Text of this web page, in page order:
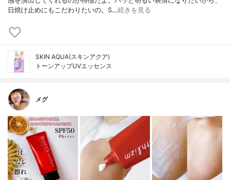
日焼け止めにもこだわりたいの。S…続きを見る
SKIN AQUA(スキンアクア)
トーンアップUVエッセンス
メグ